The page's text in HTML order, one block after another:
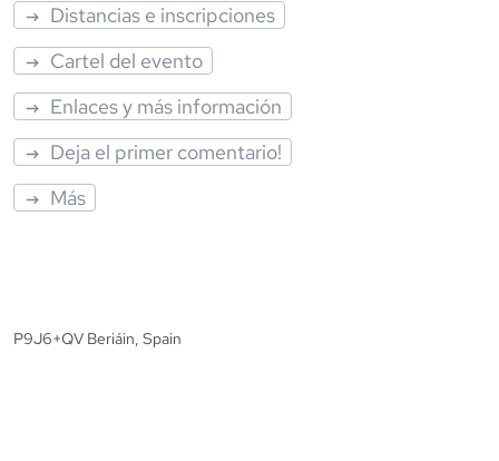
Distancias e inscripciones
Cartel del evento
Enlaces y más información
Deja el primer comentario!
Más
P9J6+QV Beriáin, Spain